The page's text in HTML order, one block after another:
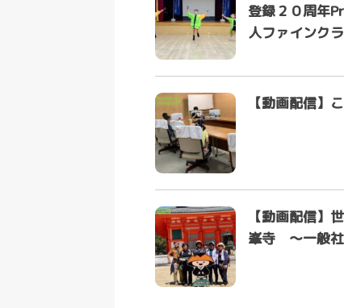
登録２０周年
人ファインク
【動画配信】
【動画配信】
峯寺 ～一般社